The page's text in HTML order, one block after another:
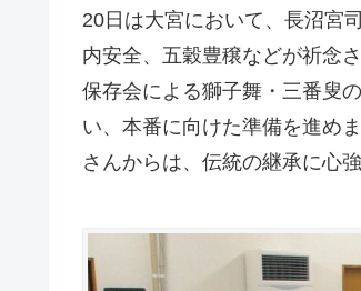
20日は大宮において、長沼宮
内安全、五穀豊穣などが祈念さ
保存会による獅子舞・三番叟
い、本番に向けた準備を進め
さんからは、伝統の継承に心